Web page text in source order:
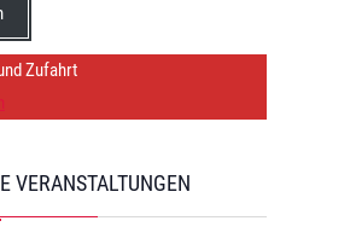
Zufahrt
VERANSTALTUNGEN